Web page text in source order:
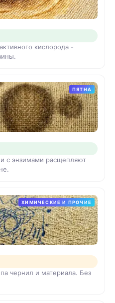
кислорода -
ПЯТНА
с энзимами расщепляют
ХИМИЧЕСКИЕ И ПРОЧИЕ
чернил и материала. Без